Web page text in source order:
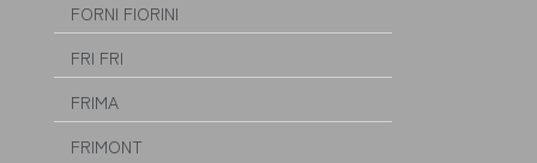
FORNI FIORINI
FRI FRI
FRIMA
FRIMONT